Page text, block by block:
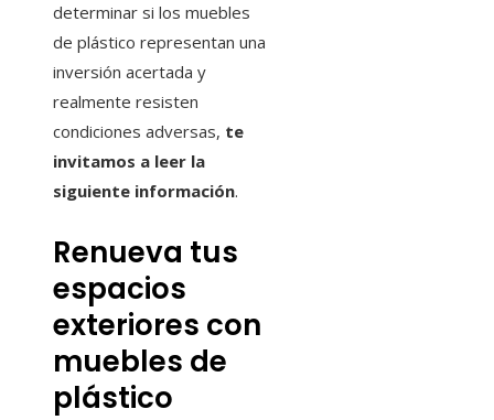
determinar si los muebles
de plástico representan una
inversión acertada y
realmente resisten
condiciones adversas, te
invitamos a leer la
siguiente información.
Renueva tus
espacios
exteriores con
muebles de
plástico